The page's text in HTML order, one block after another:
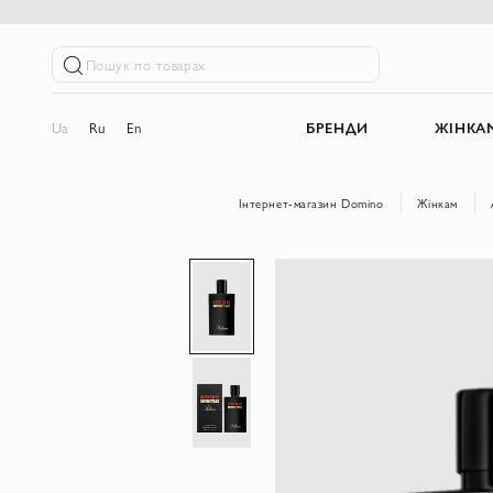
Пошук по товарах
Ua Ru En БРЕНДИ
Інтернет-магазин Domino Жінкам
галереї